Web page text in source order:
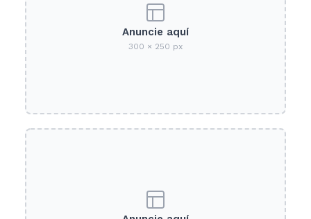
Anuncie aquí
300 × 250 px